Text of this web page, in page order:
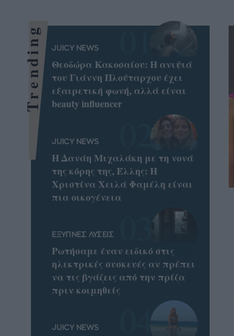
Trending JUICY NEWS
Θεοδώρα Κακοσαίου: Η ανιψιά
του Γιάννη Πλούταρχου έχει
εξαιρετική φωνή, αλλά είναι
beauty influencer
JUICY NEWS
Η Δανάη Μιχαλάκη με τη νονά
της κόρης της, Έλλης: Η
Χριστίνα Χειλά Φαμέλη είναι
πια οικογένεια
ΕΞΥΠΝΕΣ ΛΥΣΕΙΣ
Ρωτήσαμε έναν ειδικό στις
ηλεκτρικές συσκευές αν πρέπει
να τις βγάζεις από την πρίζα
πριν κοιμηθείς
JUICY NEWS